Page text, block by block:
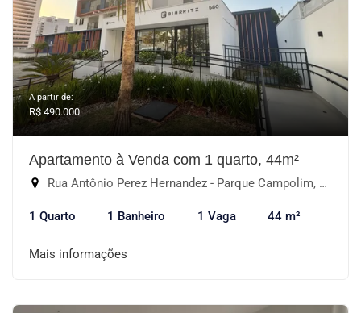
A partir de:
R$ 490.000
Apartamento à Venda com 1 quarto, 44m²
Rua Antônio Perez Hernandez - Parque Campolim, Sorocaba-SP
1 Quarto 1 Banheiro 1 Vaga 44 m²
Mais informações